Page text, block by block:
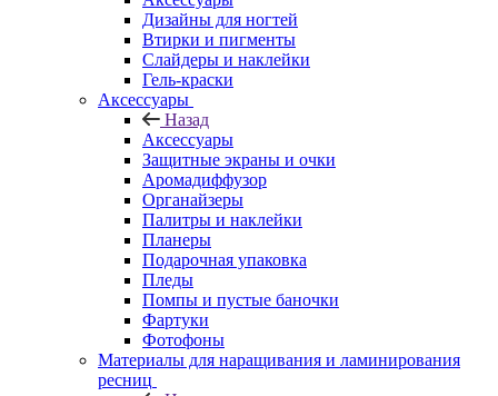
Дизайны для ногтей
Втирки и пигменты
Слайдеры и наклейки
Гель-краски
Аксессуары
Назад
Аксессуары
Защитные экраны и очки
Аромадиффузор
Органайзеры
Палитры и наклейки
Планеры
Подарочная упаковка
Пледы
Помпы и пустые баночки
Фартуки
Фотофоны
Материалы для наращивания и ламинирования
ресниц